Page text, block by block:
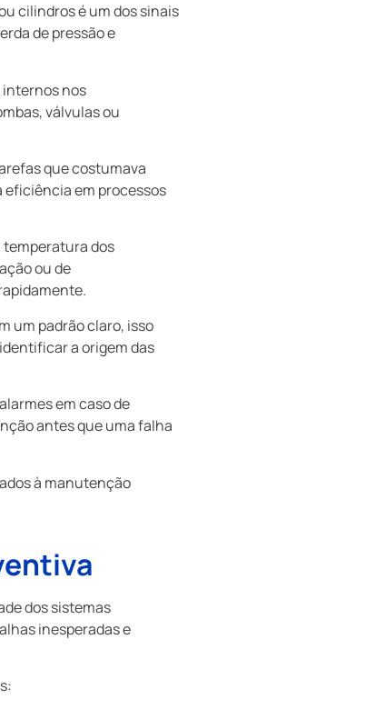
cilindros é um dos sinais
de pressão e
internos nos
válvulas ou
que costumava
eficiência em processos
dos
ou de
um padrão claro, isso
a origem das
em caso de
antes que uma falha
à manutenção
dos sistemas
inesperadas e